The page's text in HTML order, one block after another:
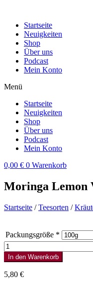
wechselnStartseite
Neuigkeiten
Shop
Über uns
Podcast
Mein Konto
Menü
Startseite
Neuigkeiten
Shop
Über uns
Podcast
Mein Konto
0,00 € 0 Warenkorb
Moringa Lemon
Startseite /Teesorten /
Packungsgröße *
Moringa
Lemon
Verbene
Menge
In den Warenkorb
5,80 €